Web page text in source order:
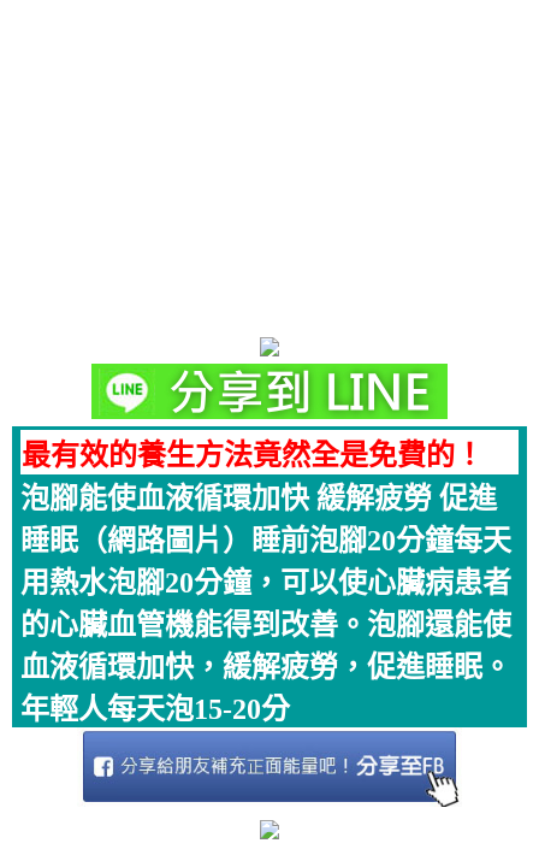
最有效的養生方法竟然全是免費的！
泡腳能使血液循環加快 緩解疲勞 促進
睡眠（網路圖片）睡前泡腳20分鐘每天
用熱水泡腳20分鐘，可以使心臟病患者
的心臟血管機能得到改善。泡腳還能使
血液循環加快，緩解疲勞，促進睡眠。
年輕人每天泡15-20分